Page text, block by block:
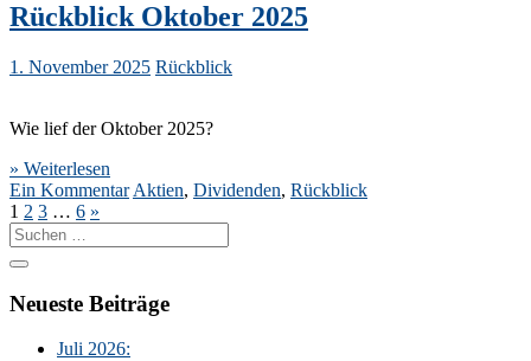
Rückblick Oktober 2025
1. November 2025 Rückblick
Wie lief der Oktober 2025?
» Weiterlesen
Ein Kommentar Aktien, Dividenden, Rückblick
1 2 3 … 6 »
Suche
nach:
Neueste Beiträge
Juli 2026: